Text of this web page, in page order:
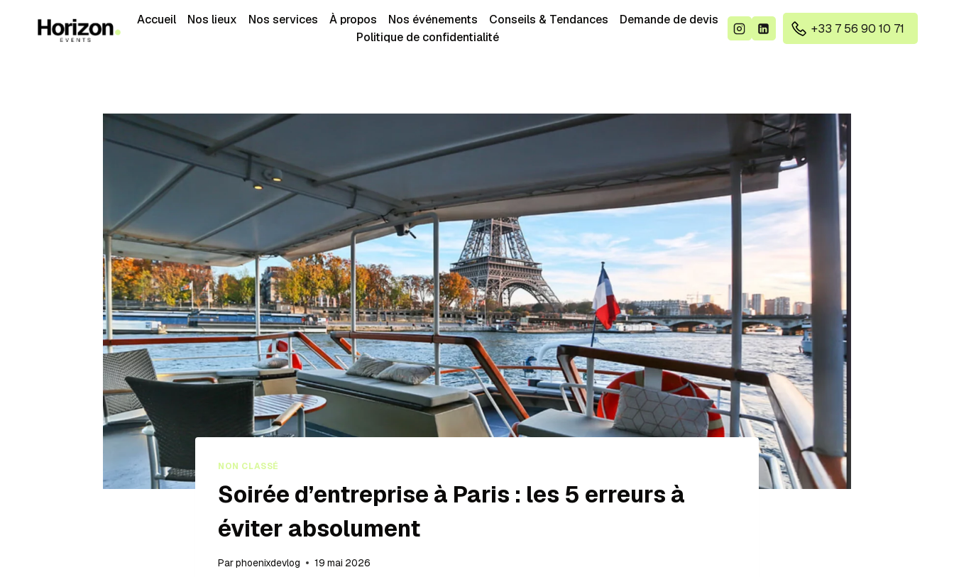
Accueil Nos lieux Nos services À propos Nos événements Conseils & Tendances
Demande de devis
Politique de confidentialité
+33 7 56 90 10 71
NON CLASSÉ
Soirée d’entreprise à Paris : les 5 erreurs à
éviter absolument
Parphoenixdevlog 19 mai 2026